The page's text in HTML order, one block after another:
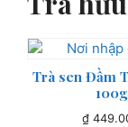
Trà sen Đầm
100g
₫